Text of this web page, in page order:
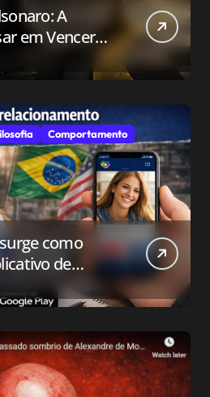
A
em Vencer
Comportamento
como
de
o público